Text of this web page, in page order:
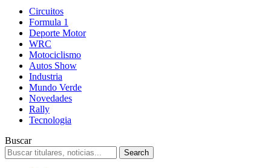
Circuitos
Formula 1
Deporte Motor
WRC
Motociclismo
Autos Show
Industria
Mundo Verde
Novedades
Rally
Tecnologia
Buscar